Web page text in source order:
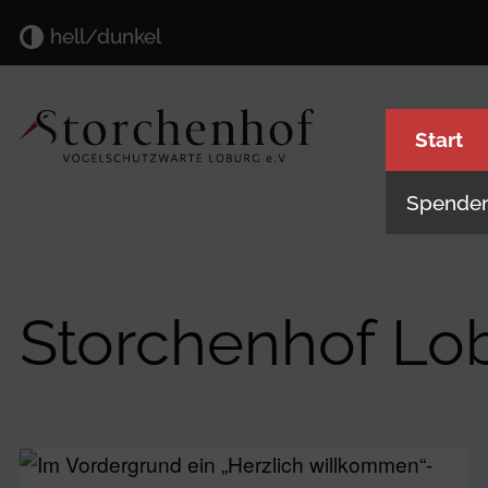
hell/dunkel
Start
Storchenhof